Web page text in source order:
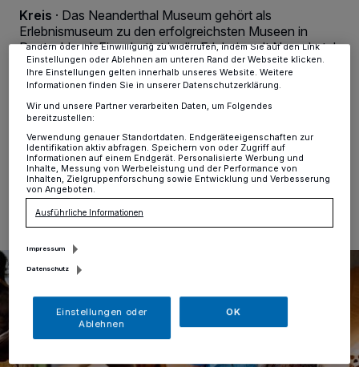
Kreis · Das Neanderthal Museum gehört als
Erlebnismuseum zu den erfolgreichsten Museen in
Deutschland. Eingebettet in die Erlebniswelt Neandertal
ist es seit einigen Jahren eine top Destination für
Ausflüge mit der ganzen Familie. Auch als
und gut besucht.
19.05.2025 , 11:59 Uhr Eine Minute Lesezeit
Zwecke. Wenn Tracker deaktiviert sind, sind manche Inhalte und
Anzeigen möglicherweise nicht mehr so relevant für Sie. Sie können
dieses Menü jederzeit wieder aufrufen, um Ihre Einstellungen zu
ändern oder Ihre Einwilligung zu widerrufen, indem Sie auf den Link
Einstellungen oder Ablehnen am unteren Rand der Webseite klicken.
Ihre Einstellungen gelten innerhalb unseres Website. Weitere
Informationen finden Sie in unserer Datenschutzerklärung.
Wir und unsere Partner verarbeiten Daten, um Folgendes
bereitzustellen:
Verwendung genauer Standortdaten. Endgeräteeigenschaften zur
Identifikation aktiv abfragen. Speichern von oder Zugriff auf
Informationen auf einem Endgerät. Personalisierte Werbung und
Inhalte, Messung von Werbeleistung und der Performance von
Inhalten, Zielgruppenforschung sowie Entwicklung und Verbesserung
von Angeboten.
Ausführliche Informationen
Impressum
Datenschutz
Einstellungen oder
Ablehnen
OK